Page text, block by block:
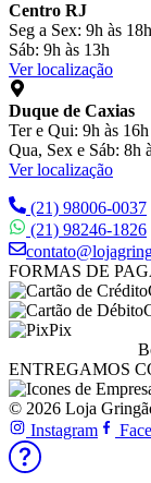
Centro RJ
Seg a Sex: 9h às 18h
Sáb: 9h às 13h
Ver localização
Duque de Caxias
Ter e Qui: 9h às 16h
Qua, Sex e Sáb: 8h
Ver localização
(21) 98006-0037
(21) 98246-1826
FORMAS DE
Pix
ENTREGAMOS
© 2026 Loja
Instagram